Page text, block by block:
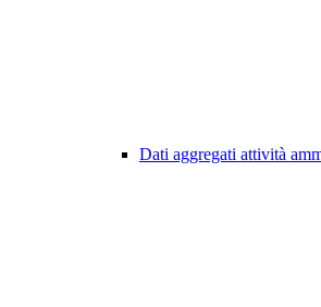
Dati aggregati attività